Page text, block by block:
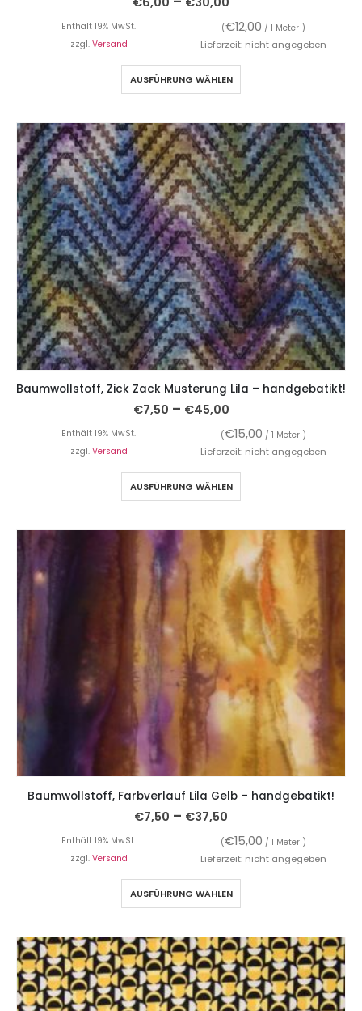
Enthält 19% MwSt. (€12,00 / 1 Meter )
zzgl. Versand Lieferzeit: nicht angegeben
AUSFÜHRUNG WÄHLEN
Baumwollstoff, Zick Zack Musterung Lila – handgebatikt!
€7,50 – €45,00
Enthält 19% MwSt. (€15,00 / 1 Meter )
zzgl. Versand Lieferzeit: nicht angegeben
AUSFÜHRUNG WÄHLEN
Baumwollstoff, Farbverlauf Lila Gelb – handgebatikt!
€7,50 – €37,50
Enthält 19% MwSt. (€15,00 / 1 Meter )
zzgl. Versand Lieferzeit: nicht angegeben
AUSFÜHRUNG WÄHLEN